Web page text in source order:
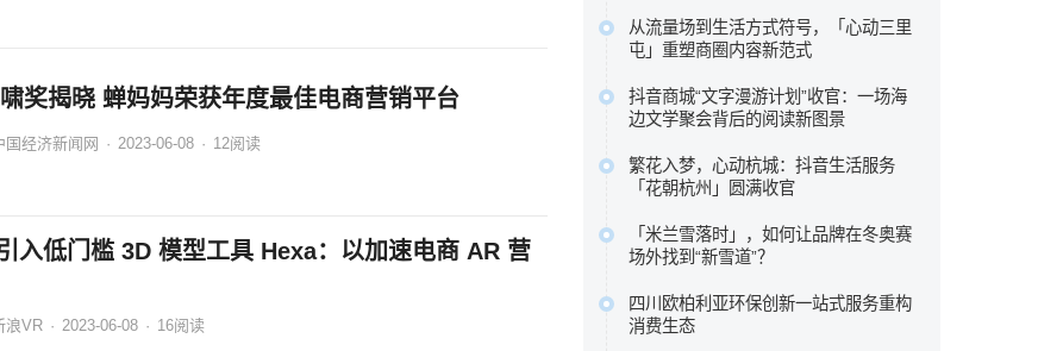
奖揭晓 蝉妈妈荣获年度最佳电商营销平台
国经济新闻网 · 2023-06-08 · 12阅读
入低门槛 3D 模型工具 Hexa：以加速电商 AR 营
浪VR · 2023-06-08 · 16阅读
原文链接
一份安心。…
原文链接
地高定效果占据性价比区间，博洛尼以
“大师设计+德国品质”定位中高端，图森
则专注高端大宅整木定制。…
原文链接
从流量场到生活方式符号，「心动三里
屯」重塑商圈内容新范式
街即购物”的旧范式褪去，新一代消费者
走进商圈，为的不再是提袋消费，而是
一场可打卡、可停留、可分享、可聚会
的完整生活叙事。…
抖音商城“文字漫游计划”收官：一场海
边文学聚会背后的阅读新图景
分享了各自对文学与生活关系的理解。
徐则臣同时以《人民文学》主编身份，
谈及文学期刊在数字时代如何重新连接
读者。…
繁花入梦，心动杭城：抖音生活服务
「花朝杭州」圆满收官
奥体中心体育场、三潭印月、世纪中心
等六大本地核心景点，重磅推出了一组
城市情绪海报。…
原文链接
「米兰雪落时」，如何让品牌在冬奥赛
场外找到“新雪道”？
赛场之外，用一场全民参与的多巴胺
Citywalk，带着水之蔻、橘朵、INTO
四川欧柏利亚环保创新一站式服务重构
消费生态